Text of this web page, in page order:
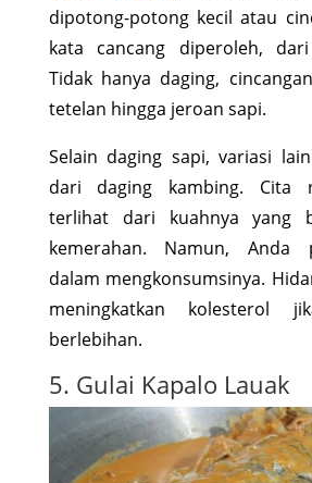
dipotong-potong kecil atau
kata cancang diperoleh,
Tidak hanya daging,
tetelan hingga jeroan sapi.
Selain daging sapi, variasi
dari daging kambing. Cita
terlihat dari kuahnya yang
kemerahan. Namun, Anda
dalam mengkonsumsinya.
meningkatkan kolesterol
berlebihan.
5. Gulai Kapalo Lauak